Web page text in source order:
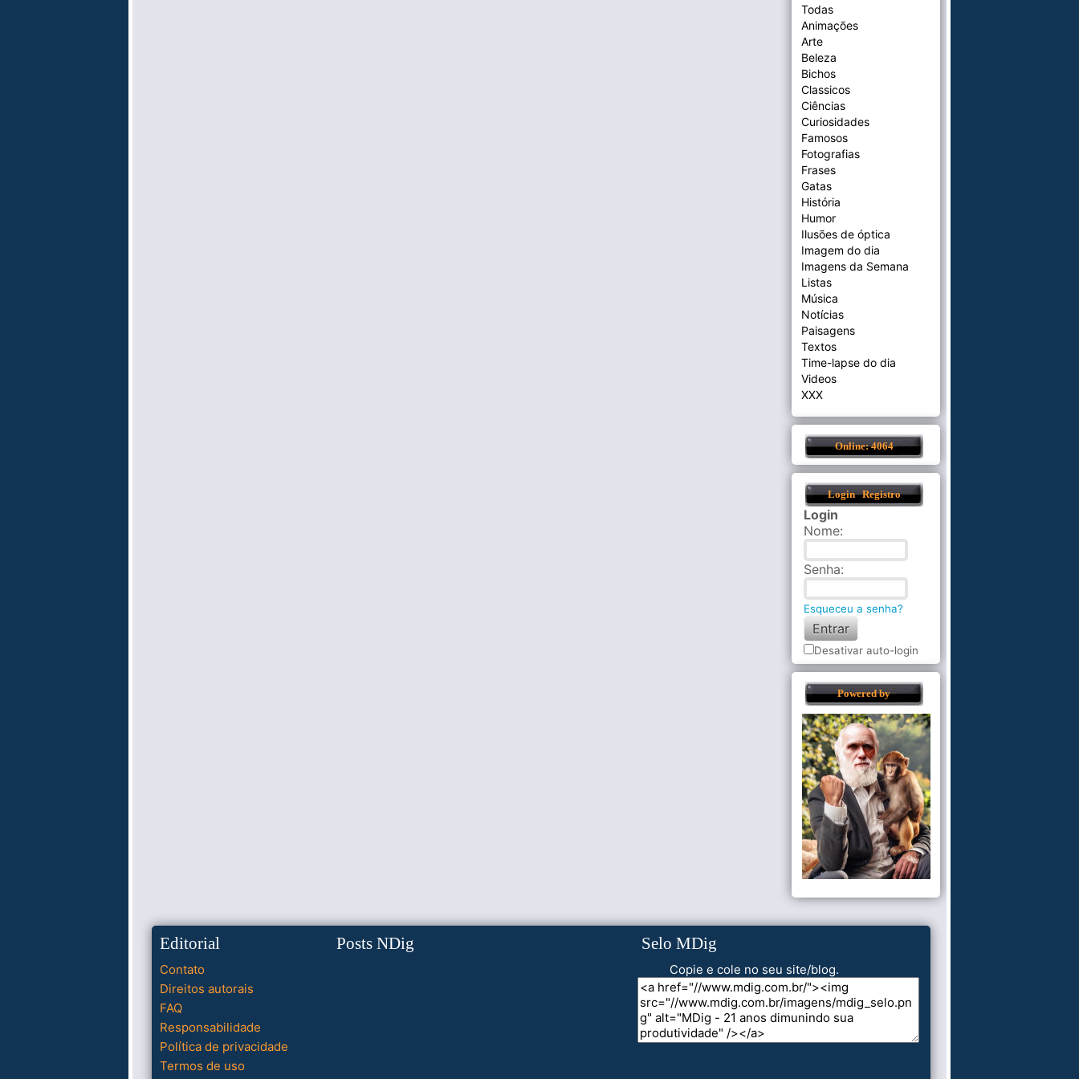
Todas
Animações
Arte
Beleza
Bichos
Classicos
Ciências
Curiosidades
Famosos
Fotografias
Frases
Gatas
História
Humor
Ilusões de óptica
Imagem do dia
Imagens da Semana
Listas
Música
Notícias
Paisagens
Textos
Time-lapse do dia
Videos
XXX
Online: 4064
Login Registro
Login
Nome:
Senha:
Esqueceu a senha?
Desativar auto-login
Powered by
Editorial
Contato
Direitos autorais
FAQ
Responsabilidade
Política de privacidade
Termos de uso
Posts NDig Selo MDig
Copie e cole no seu site/blog.